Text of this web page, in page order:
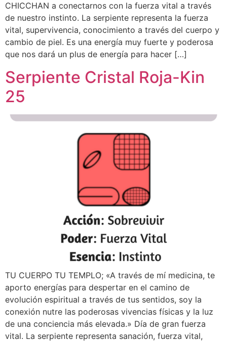
CHICCHAN a conectarnos con la fuerza vital a través
de nuestro instinto. La serpiente representa la fuerza
vital, supervivencia, conocimiento a través del cuerpo y
cambio de piel. Es una energía muy fuerte y poderosa
que nos dará un plus de energía para hacer […]
Serpiente Cristal Roja-Kin
25
TU CUERPO TU TEMPLO; «A través de mí medicina, te
aporto energías para despertar en el camino de
evolución espiritual a través de tus sentidos, soy la
conexión nutre las poderosas vivencias físicas y la luz
de una conciencia más elevada.» Día de gran fuerza
vital. La serpiente representa sanación, fuerza vital,